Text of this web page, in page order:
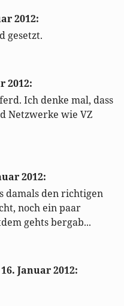
2012:
gesetzt.
2012:
Ich denke mal, dass
Netzwerke wie VZ
2012:
damals den richtigen
noch ein paar
gehts bergab...
Januar 2012: